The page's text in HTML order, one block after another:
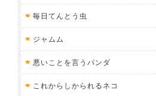
毎日てんとう虫
ジャムム
悪いことを言うパンダ
これからしかられるネコ